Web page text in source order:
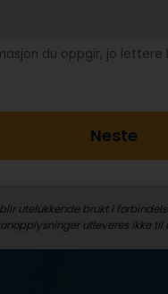
du oppgir, jo
Neste
utelukkende brukt i
utleveres ikke til